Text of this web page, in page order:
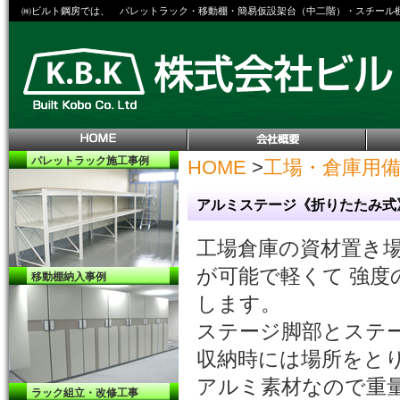
㈱ビルト鋼房では、 パレットラック・移動棚・簡易仮設架台（中二階）・スチー
パレットラック施工事例
移動棚納入事例
ラック組立・改修工事
HOME >工場・倉庫用
アルミステージ《折りたた
工場倉庫の資材置き
が可能で軽くて 強
します。
ステージ脚部とステ
収納時には場所をと
アルミ素材なので重